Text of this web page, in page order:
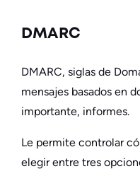
DMARC
DMARC, siglas de
mensajes basados en
importante, informes.
Le permite controlar
elegir entre tres